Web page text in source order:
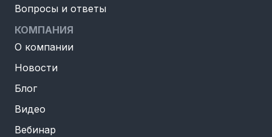
Вопросы и ответы
КОМПАНИЯ
О компании
Новости
Блог
Видео
Вебинар